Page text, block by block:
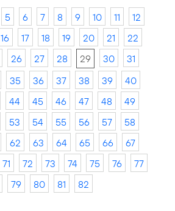
5 6 7 8 9 10 11
12
16 17 18 19 20 21
22
26 27 28 29 30
31
35 36 37 38 39
40
44 45 46 47 48
49
53 54 55 56 57
58
62 63 64 65 66
67
71 72 73 74 75 76
77
79 80 81 82